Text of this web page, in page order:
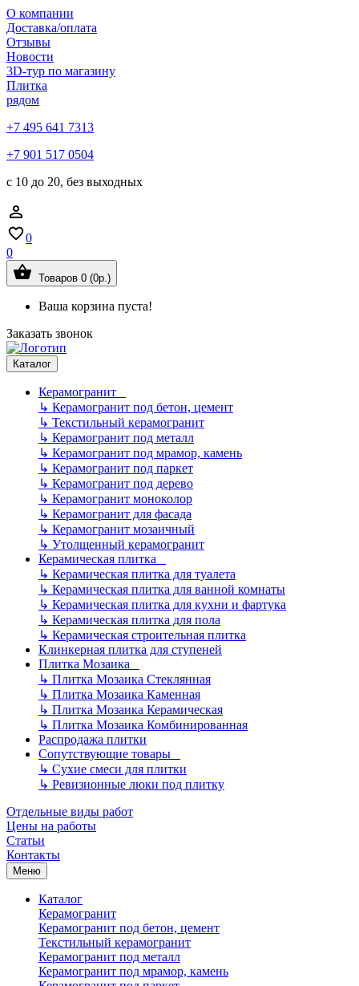
О компании
Доставка/оплата
Отзывы
Новости
3D-тур по магазину
Плитка
рядом
+7 495 641 7313
+7 901 517 0504
с 10 до 20, без выходных
0
0
Товаров 0 (0р.)
Ваша корзина пуста!
Заказать звонок
Каталог
Керамогранит
↳ Керамогранит под бетон, цемент
↳ Текстильный керамогранит
↳ Керамогранит под металл
↳ Керамогранит под мрамор, камень
↳ Керамогранит под паркет
↳ Керамогранит под дерево
↳ Керамогранит моноколор
↳ Керамогранит для фасада
↳ Керамогранит мозаичный
↳ Утолщенный керамогранит
Керамическая плитка
↳ Керамическая плитка для туалета
↳ Керамическая плитка для ванной комнаты
↳ Керамическая плитка для кухни и фартука
↳ Керамическая плитка для пола
↳ Керамическая строительная плитка
Клинкерная плитка для ступеней
Плитка Мозаика
↳ Плитка Мозаика Стеклянная
↳ Плитка Мозаика Каменная
↳ Плитка Мозаика Керамическая
↳ Плитка Мозаика Комбинированная
Распродажа плитки
Сопутствующие товары
↳ Сухие смеси для плитки
↳ Ревизионные люки под плитку
Отдельные виды работ
Цены на работы
Статьи
Контакты
Меню
Каталог
Керамогранит
Керамогранит под бетон, цемент
Текстильный керамогранит
Керамогранит под металл
Керамогранит под мрамор, камень